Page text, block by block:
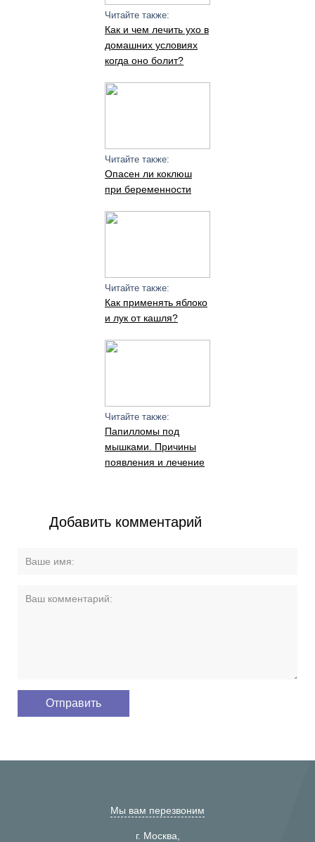
Читайте также:
Как и чем лечить ухо в
домашних условиях
когда оно болит?
Читайте также:
Опасен ли коклюш
при беременности
Читайте также:
Как применять яблоко
и лук от кашля?
Читайте также:
Папилломы под
мышками. Причины
появления и лечение
Добавить комментарий
Мы вам перезвоним
г. Москва,